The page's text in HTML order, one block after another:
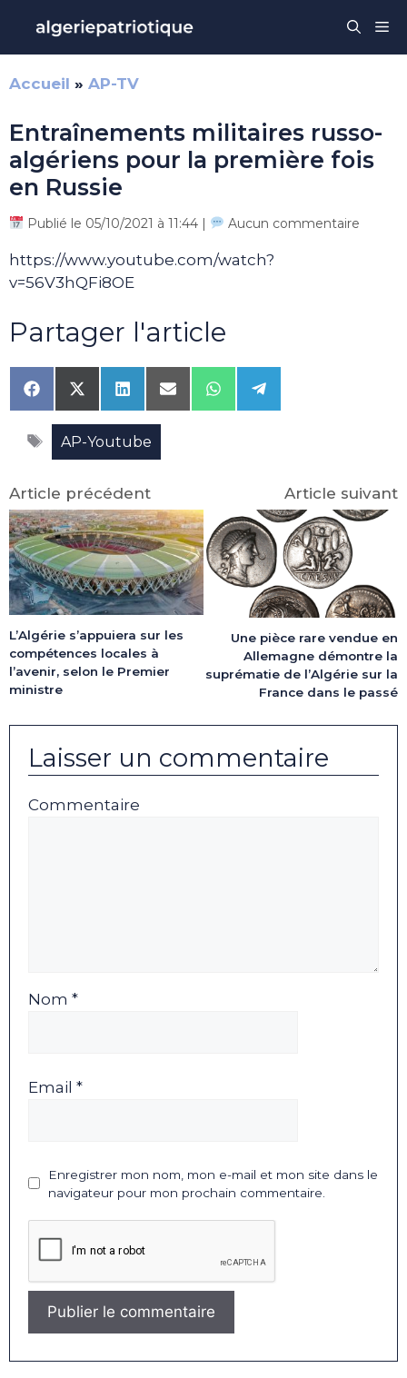
contenu
Accueil » AP-TV
Entraînements militaires russo-
algériens pour la première fois
en Russie
Publié le 05/10/2021 à 11:44 | Aucun commentaire
https://www.youtube.com/watch?
v=56V3hQFi8OE
Partager l'article
Share
on
Facebook
Share
on
X
(Twitter)
Share
on
LinkedIn
Share
on
Share
on
Share
on
Étiquettes
AP-Youtube
Article précédent
L’Algérie s’appuiera sur les
compétences locales à
l’avenir, selon le Premier
ministre
Article suivant
Une pièce rare vendue en
Allemagne démontre la
suprématie de l’Algérie sur la
France dans le passé
Laisser un commentaire
Commentaire
Nom *
Email *
Enregistrer mon nom, mon e-mail et mon site dans le
navigateur pour mon prochain commentaire.